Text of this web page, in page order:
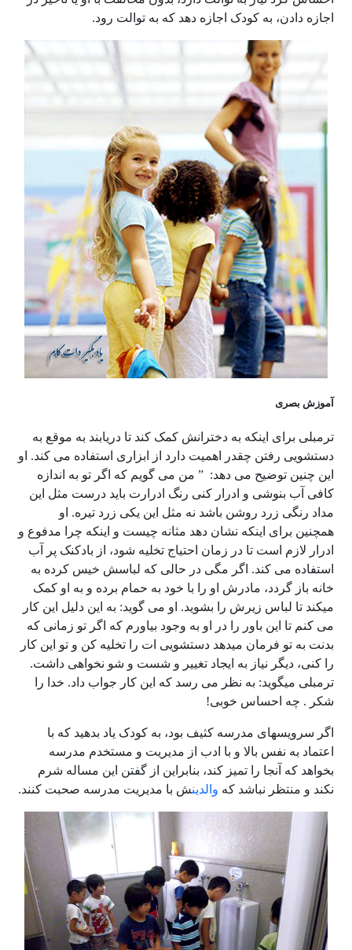
اجازه دادن، به کودک اجازه دهد که به توالت رود.
آموزش بصری
ترمبلی برای اینکه به دخترانش کمک کند تا دریابند به موقع به
دستشویی رفتن چقدر اهمیت دارد از ابزاری استفاده می کند. او
این چنین توضیح می دهد: ” من می گویم که اگر تو به اندازه
کافی آب بنوشی و ادرار کنی رنگ ادرارت باید درست مثل این
مداد رنگی زرد روشن باشد نه مثل این یکی زرد تیره. او
همچنین برای اینکه نشان دهد مثانه چیست و اینکه چرا مدفوع و
ادرار لازم است تا در زمان احتیاج تخلیه شود، از بادکنک پر آب
استفاده می کند. اگر مگی در حالی که لباسش خیس کرده به
خانه باز گردد، مادرش او را با خود به حمام برده و به او کمک
میکند تا لباس زیرش را بشوید. او می گوید: به این دلیل این کار
می کنم تا این باور را در او به وجود بیاورم که اگر تو زمانی که
بدنت به تو فرمان میدهد دستشویی ات را تخلیه کن و تو این کار
را کنی، دیگر نیاز به ایجاد تغییر و شست و شو نخواهی داشت.
ترمبلی میگوید: به نظر می رسد که این کار جواب داد. خدا را
شکر . چه احساس خوبی!
اگر سرویسهای مدرسه کثیف بود، به کودک یاد بدهید که با
اعتماد به نفس بالا و با ادب از مدیریت و مستخدم مدرسه
بخواهد که آنجا را تمیز کند، بنابراین از گفتن این مساله شرم
نکند و منتظر نباشد که والدینش با مدیریت مدرسه صحبت کنند.